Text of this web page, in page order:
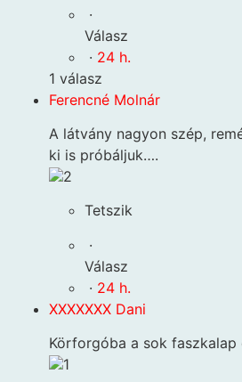
·
Válasz
· 24 h.
1 válasz
Ferencné Molnár
A látvány nagyon szép,
ki is próbáljuk….
2
Tetszik
·
Válasz
· 24 h.
XXXXXXX Dani
Körforgóba a sok
1